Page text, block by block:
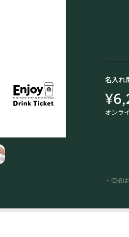
名入れ
オンラ
・価格